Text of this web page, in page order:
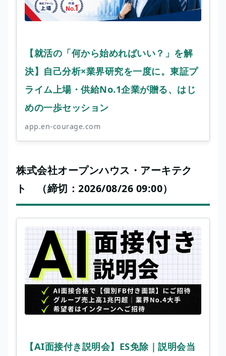
【就活の「何から始めればいい？」を解
決】自己分析×業界研究を一度に。東証プ
ライム上場・供給No.1企業が贈る、はじ
めの一歩セッション
app.en-courage.com
株式会社オープンハウス・アーキテク
ト （締切：2026/08/26 09:00）
【AI面接付き説明会】ES免除｜説明会当